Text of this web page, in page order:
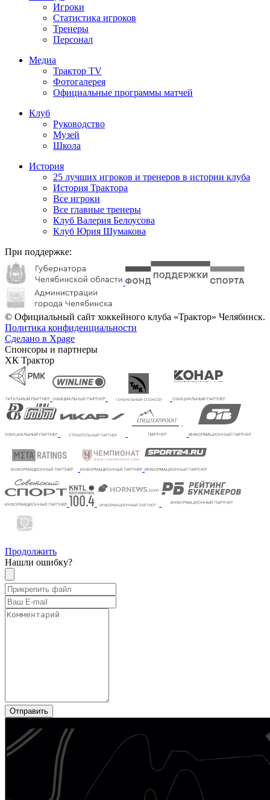
Игроки
Статистика игроков
Тренеры
Персонал
Медиа
Трактор TV
Фотогалерея
Официальные программы матчей
Клуб
Руководство
Музей
Школа
История
25 лучших игроков и тренеров в истории клуба
История Трактора
Все игроки
Все главные тренеры
Клуб Валерия Белоусова
Клуб Юрия Шумакова
При поддержке:
© Официальный сайт хоккейного клуба «Трактор» Челябинск.
Политика конфиденциальности
Сделано в Xpage
Спонсоры и партнеры
ХК Трактор
Продолжить
Нашли ошибку?